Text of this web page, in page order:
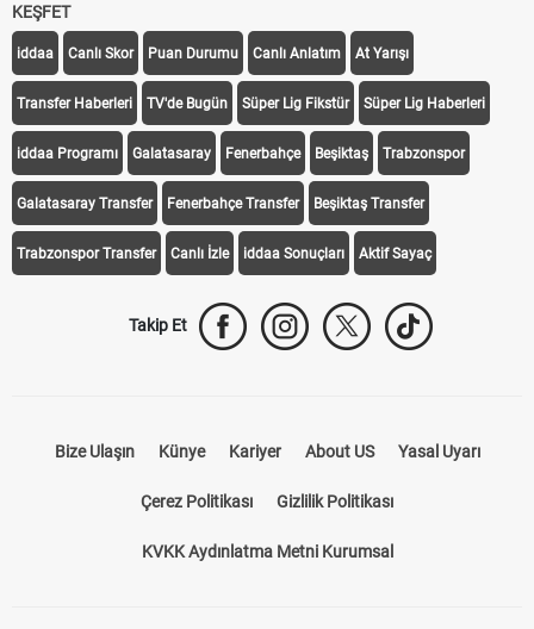
KEŞFET
iddaa Canlı Skor Puan Durumu Canlı Anlatım At Yarışı
Transfer Haberleri TV'de Bugün Süper Lig Fikstür Süper Lig Haberleri
iddaa Programı Galatasaray Fenerbahçe Beşiktaş Trabzonspor
Galatasaray Transfer Fenerbahçe Transfer Beşiktaş Transfer
Trabzonspor Transfer Canlı İzle iddaa Sonuçları Aktif Sayaç
Takip Et
Bize Ulaşın Künye Kariyer About US Yasal Uyarı
Çerez Politikası Gizlilik Politikası
KVKK Aydınlatma Metni Kurumsal